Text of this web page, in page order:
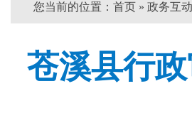
您当前的位置： 首页 » 政务互动
苍溪县行